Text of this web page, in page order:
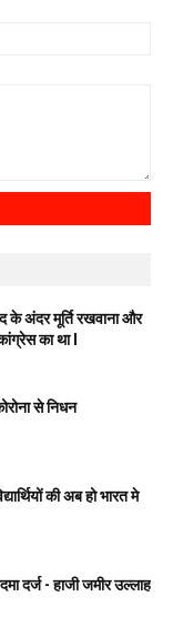
के अंदर मूर्ति रखवाना और
का था l
से निधन
की अब हो भारत मे
दर्ज - हाजी जमीर उल्लाह